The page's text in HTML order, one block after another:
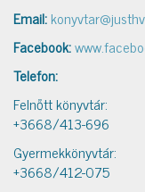
Email:
Facebook:
Telefon:
Felnőtt könyvtár:
+3668/413-696
Gyermekkönyvtár:
+3668/412-075